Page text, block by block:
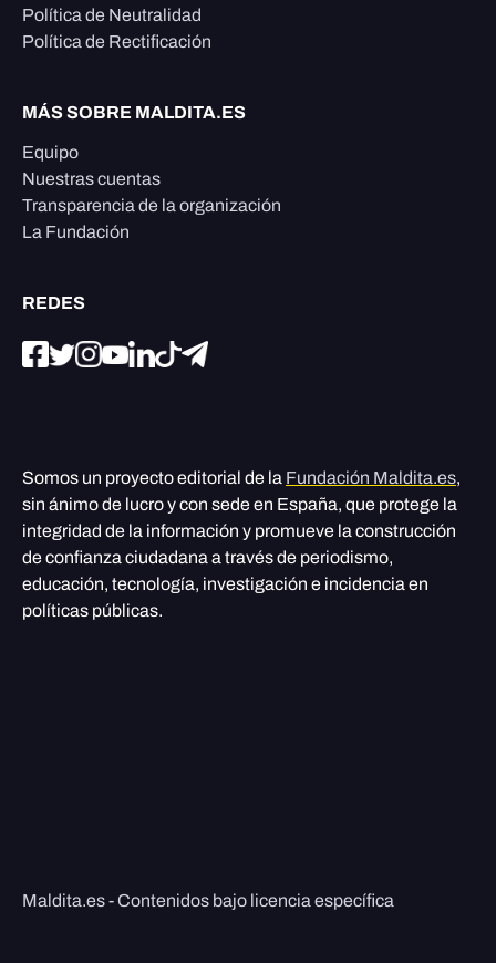
Política de Neutralidad
Política de Rectificación
MÁS SOBRE MALDITA.ES
Equipo
Nuestras cuentas
Transparencia de la organización
La Fundación
REDES
Somos un proyecto editorial de la Fundación Maldita.es,
sin ánimo de lucro y con sede en España, que protege la
integridad de la información y promueve la construcción
de confianza ciudadana a través de periodismo,
educación, tecnología, investigación e incidencia en
políticas públicas.
Maldita.es - Contenidos bajo licencia específica